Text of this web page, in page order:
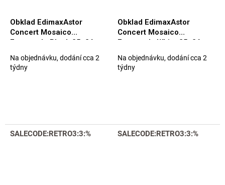
Obklad EdimaxAstor
Concert Mosaico
Esagonale Black 25x26
Na objednávku, dodání cca 2
týdny
Obklad EdimaxAstor
Concert Mosaico
Esagonale White 25x26
Na objednávku, dodání cca 2
týdny
SALECODE:RETRO3:3:% SALECODE:RETRO3:3:%